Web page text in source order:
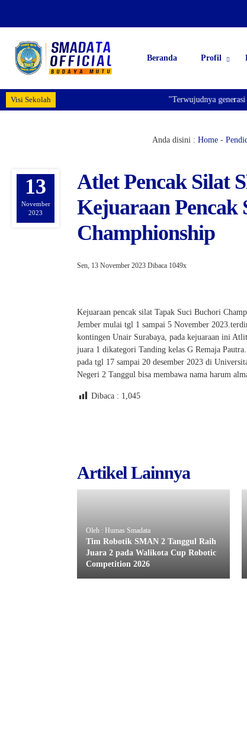
Beranda Profil
Visi Sekolah "Terwujudnya generasi
Anda disini : Home-
13
November
2023
Atlet Pencak Silat
Kejuaraan Pencak
Champhionship
Sen, 13 November 2023 Dibaca 1049x
Kejuaraan pencak silat Tapak Suci Buchori
Jember mulai tgl 1 sampai 5 November
kontingen Unair Surabaya, pada kejuaraan ini
juara 1 dikategori Tanding kelas G Remaja
pada tgl 17 sampai 20 desember 2023 di
Negeri 2 Tanggul bisa membawa nama harum
Dibaca : 1,045
Artikel Lainnya
Oleh : Humas Smadata
Tim Robotik SMAN 2 Tanggul Raih
Juara 2 pada Walikota Cup Robotic
Competition 2026